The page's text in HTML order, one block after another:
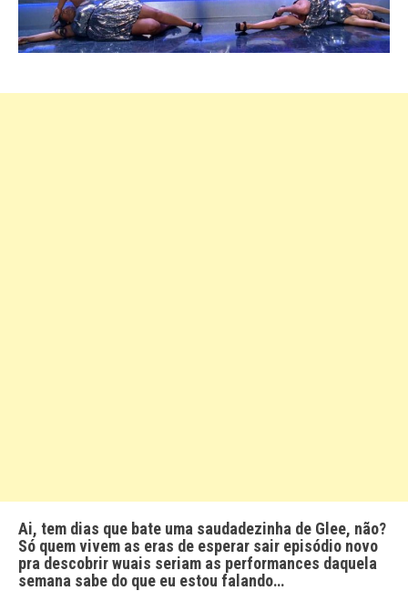
Ai, tem dias que bate uma saudadezinha de Glee, não?
Só quem vivem as eras de esperar sair episódio novo
pra descobrir wuais seriam as performances daquela
semana sabe do que eu estou falando…